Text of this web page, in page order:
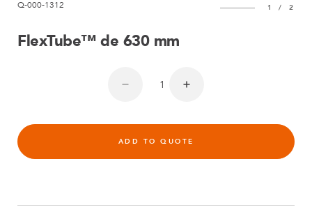
Q-000-1312 1 / 2
FlexTube™ de 630 mm
ADD TO QUOTE